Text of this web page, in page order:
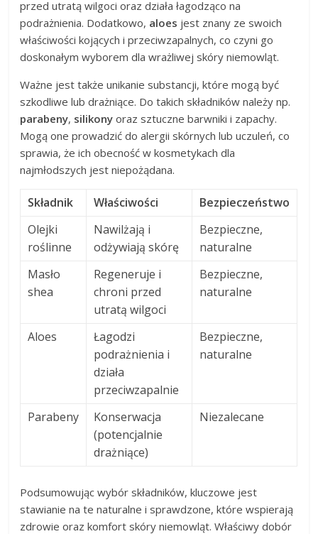
przed utratą wilgoci oraz działa łagodząco na
podrażnienia. Dodatkowo, aloes jest znany ze swoich
właściwości kojących i przeciwzapalnych, co czyni go
doskonałym wyborem dla wrażliwej skóry niemowląt.
Ważne jest także unikanie substancji, które mogą być
szkodliwe lub drażniące. Do takich składników należy np.
parabeny, silikony oraz sztuczne barwniki i zapachy.
Mogą one prowadzić do alergii skórnych lub uczuleń, co
sprawia, że ich obecność w kosmetykach dla
najmłodszych jest niepożądana.
Składnik Właściwości
Bezpieczeństwo
Olejki
roślinne
Nawilżają i
odżywiają skórę
Bezpieczne,
naturalne
Masło
shea
Regeneruje i
chroni przed
utratą wilgoci
Bezpieczne,
naturalne
Aloes
Łagodzi
podrażnienia i
działa
przeciwzapalnie
Bezpieczne,
naturalne
Parabeny
Konserwacja
(potencjalnie
drażniące)
Niezalecane
Podsumowując wybór składników, kluczowe jest
stawianie na te naturalne i sprawdzone, które wspierają
zdrowie oraz komfort skóry niemowląt. Właściwy dobór